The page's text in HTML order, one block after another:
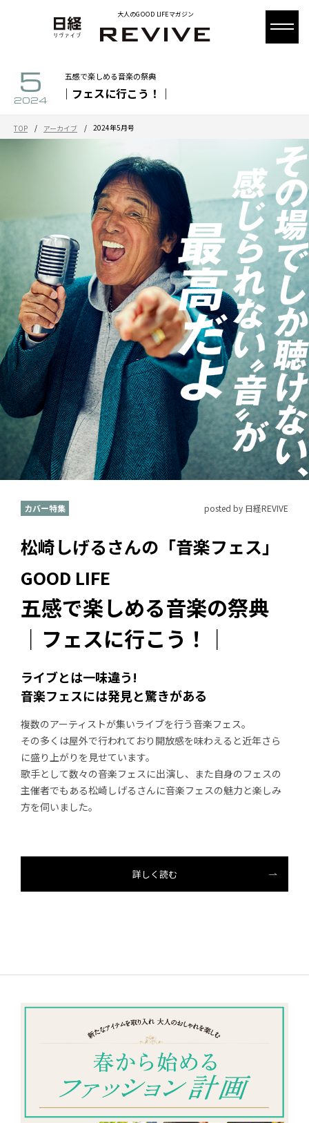
大人のGOOD LIFEマガジン
5
2024
五感で楽しめる音楽の祭典
｜フェスに行こう！｜
TOP / アーカイブ / 2024年5月号
カバー特集 posted by 日経REVIVE
松崎しげるさんの「音楽フェス」
GOOD LIFE
五感で楽しめる音楽の祭典
｜フェスに行こう！｜
ライブとは一味違う!
音楽フェスには発見と驚きがある
複数のアーティストが集いライブを行う音楽フェス。
その多くは屋外で行われており開放感を味わえると近年さら
に盛り上がりを見せています。
歌手として数々の音楽フェスに出演し、また自身のフェスの
主催者でもある松崎しげるさんに音楽フェスの魅力と楽しみ
方を伺いました。
詳しく読む